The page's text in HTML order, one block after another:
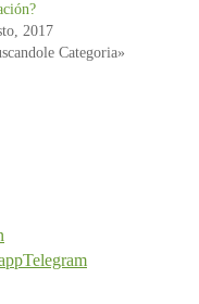
2017
Categoria»
Telegram